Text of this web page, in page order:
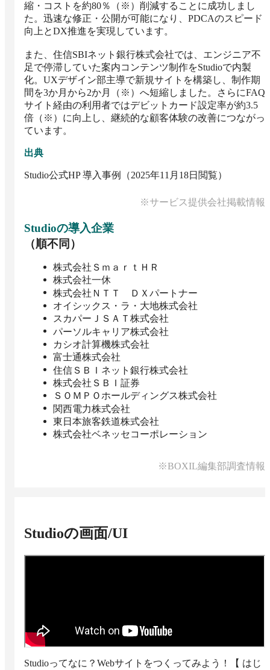
縮・コストを約80％（※）削減することに成功しまし
た。迅速な修正・公開が可能になり、PDCAのスピード
向上とDX推進を実現しています。
また、住信SBIネット銀行株式会社では、エンジニア不
足で停滞していた案内コンテンツ制作をStudioで内製
化。UXデザイン部主導で新規サイトを構築し、制作期
間を3か月から2か月（※）へ短縮しました。さらにFAQ
サイト経由の利用者ではデビットカード設定率が約3.5
倍（※）に向上し、継続的な顧客体験の改善につながっ
ています。
出典
Studio公式HP 導入事例（2025年11月18日閲覧）
※サービス提供会社掲載情報
Studioの導入企業
（順不同）
株式会社ＳｍａｒｔＨＲ
株式会社一休
株式会社ＮＴＴ ＤＸパートナー
オイシックス・ラ・大地株式会社
スカパーＪＳＡＴ株式会社
パーソルキャリア株式会社
カシオ計算機株式会社
富士通株式会社
住信ＳＢＩネット銀行株式会社
株式会社ＳＢＩ証券
ＳＯＭＰＯホールディングス株式会社
関西電力株式会社
東日本旅客鉄道株式会社
株式会社ベネッセコーポレーション
※BOXIL編集部調査情報
Studioの画面/UI
Studioってなに？Webサイトをつくってみよう！【 はじ